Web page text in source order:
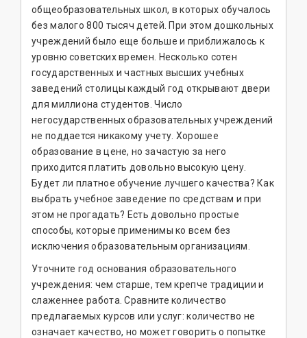
общеобразовательных школ, в которых обучалось
без малого 800 тысяч детей. При этом дошкольных
учреждений было еще больше и приближалось к
уровню советских времен. Несколько сотен
государственных и частных высших учебных
заведений столицы каждый год открывают двери
для миллиона студентов. Число
негосударственных образовательных учреждений
не поддается никакому учету. Хорошее
образование в цене, но зачастую за него
приходится платить довольно высокую цену.
Будет ли платное обучение лучшего качества? Как
выбрать учебное заведение по средствам и при
этом не прогадать? Есть довольно простые
способы, которые применимы ко всем без
исключения образовательным организациям.
Уточните год основания образовательного
учреждения: чем старше, тем крепче традиции и
слаженнее работа. Сравните количество
предлагаемых курсов или услуг: количество не
означает качество, но может говорить о попытке